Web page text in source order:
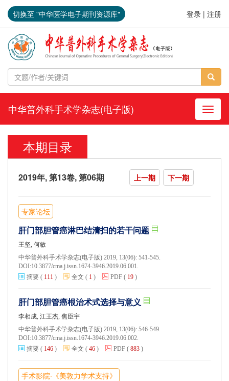
切换至 "中华医学电子期刊资源库" 登录 | 注册
导航
中华普外科手术学杂志(电子版)
本期目录
2019年, 第13卷, 第06期 上一期 下一期
专家论坛
肝门部胆管癌淋巴结清扫的若干问题
王坚, 何敏
中华普外科手术学杂志(电子版) 2019, 13(06): 541-545.
DOI:10.3877/cma.j.issn.1674-3946.2019.06.001.
摘要 ( 111 ) 全文 ( 1 ) PDF ( 19 )
肝门部胆管癌根治术式选择与意义
李相成, 江王杰, 焦臣宇
中华普外科手术学杂志(电子版) 2019, 13(06): 546-549.
DOI:10.3877/cma.j.issn.1674-3946.2019.06.002.
摘要 ( 146 ) 全文 ( 46 ) PDF ( 883 )
手术影院·《美敦力学术支持》